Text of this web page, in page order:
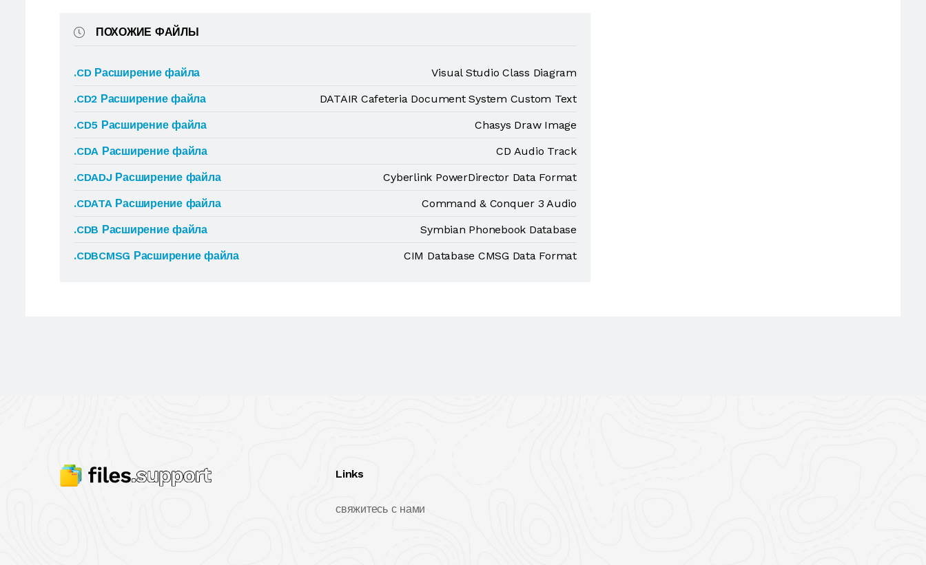
ПОХОЖИЕ ФАЙЛЫ
.CD Расширение файла
Visual Studio Class Diagram
.CD2 Расширение файла
DATAIR Cafeteria Document System Custom Text
.CD5 Расширение файла
Chasys Draw Image
.CDA Расширение файла
CD Audio Track
.CDADJ Расширение файла
Cyberlink PowerDirector Data Format
.CDATA Расширение файла
Command & Conquer 3 Audio
.CDB Расширение файла
Symbian Phonebook Database
.CDBCMSG Расширение файла
CIM Database CMSG Data Format
Links
свяжитесь с нами